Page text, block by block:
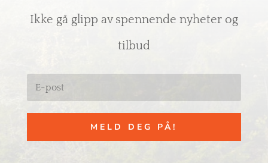
Ikke gå glipp av spennende nyheter og
tilbud
MELD DEG PÅ!